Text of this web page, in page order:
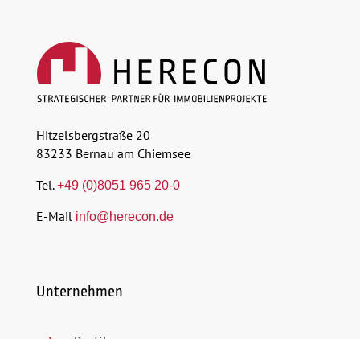
Hitzelsbergstraße 20
83233 Bernau am Chiemsee
Tel.+49 (0)8051 965 20-0
E-Mail info@herecon.de
Unternehmen